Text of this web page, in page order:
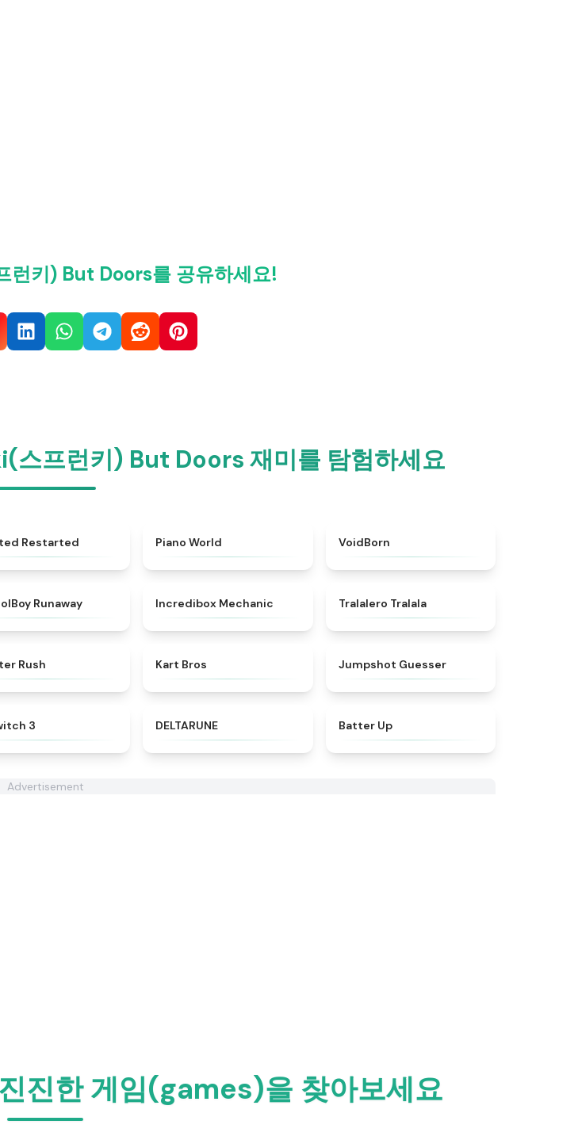
런키) But Doors를 공유하세요!
프런키) But Doors 재미를 탐험하세요
Restarted Piano World VoidBorn
Runaway Incredibox Mechanic Tralalero Tralala
Rush Kart Bros Jumpshot Guesser
3 DELTARUNE Batter Up
Advertisement
진한 게임(games)을 찾아보세요